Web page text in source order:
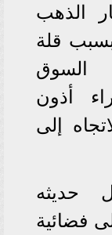
الذهب
قلة
السوق
أذون
إلى
حديثه
فضائية